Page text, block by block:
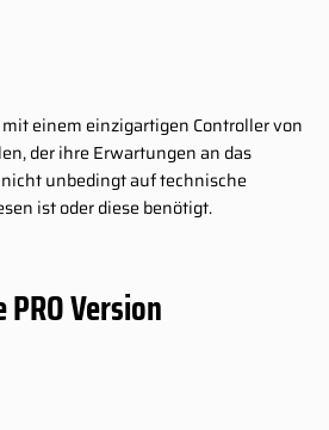
einem einzigartigen Controller von
der ihre Erwartungen an das
unbedingt auf technische
ist oder diese benötigt.
PRO Version